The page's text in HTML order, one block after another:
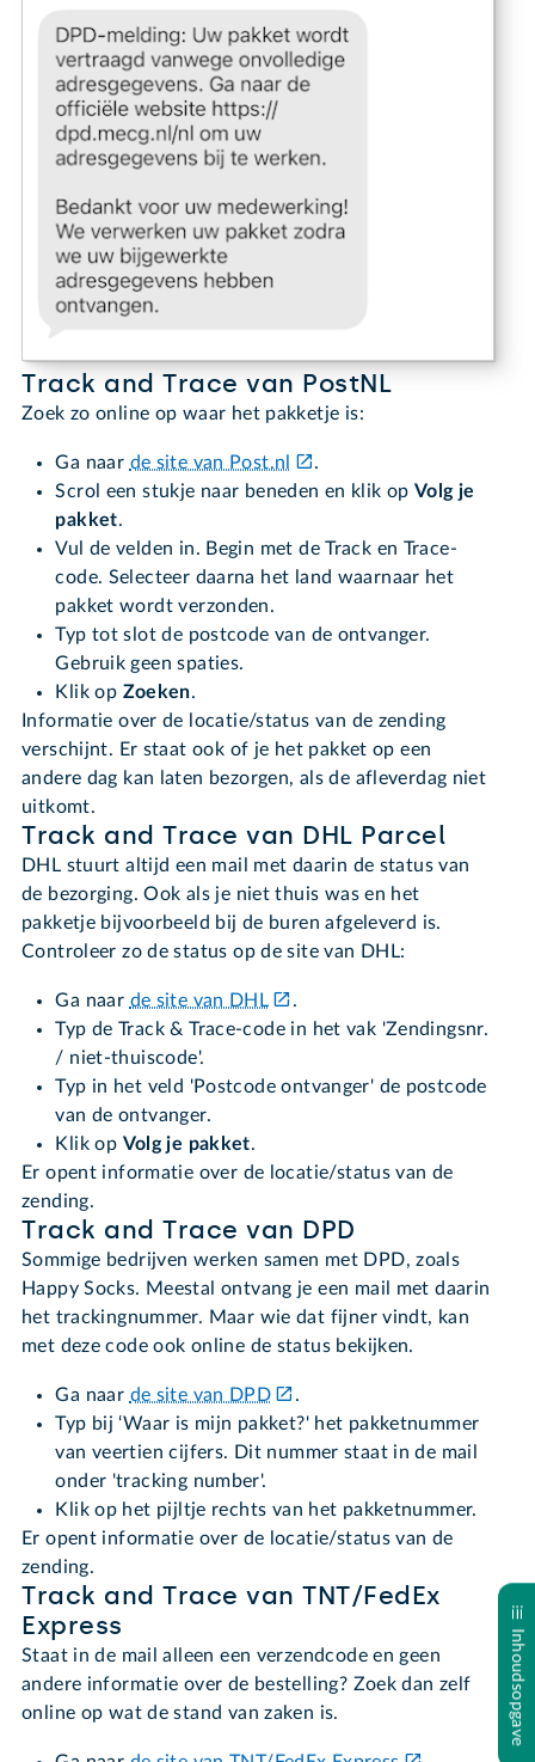
Track and Trace van PostNL
Zoek zo online op waar het pakketje is:
Ga naar de site van Post.nl
.
Scrol een stukje naar beneden en klik opVolg je
pakket.
Vul de velden in. Begin met de Track en Trace-
code. Selecteer daarna het land waarnaar het
pakket wordt verzonden.
Typ tot slot de postcode van de ontvanger.
Gebruik geen spaties.
Klik op Zoeken.
Informatie over de locatie/status van de zending
verschijnt. Er staat ook of je het pakket op een
andere dag kan laten bezorgen, als de afleverdag niet
uitkomt.
Track and Trace van DHL Parcel
DHL stuurt altijd een mail met daarin de status van
de bezorging. Ook als je niet thuis was en het
pakketje bijvoorbeeld bij de buren afgeleverd is.
Controleer zo de status op de site van DHL:
Ga naar de site van DHL
.
Typ de Track & Trace-code in het vak 'Zendingsnr.
/ niet-thuiscode'.
Typ in het veld 'Postcode ontvanger' de postcode
van de ontvanger.
Klik op Volg je pakket.
Er opent informatie over de locatie/status van de
zending.
Track and Trace van DPD
Sommige bedrijven werken samen met DPD, zoals
Happy Socks. Meestal ontvang je een mail met daarin
het trackingnummer. Maar wie dat fijner vindt, kan
met deze code ook online de status bekijken.
Ga naar de site van DPD
.
Typ bij ‘Waar is mijn pakket?' het pakketnummer
van veertien cijfers. Dit nummer staat in de mail
onder 'tracking number'.
Klik op het pijltje rechts van het pakketnummer.
Er opent informatie over de locatie/status van de
zending.
Track and Trace van TNT/FedEx
Express
Staat in de mail alleen een verzendcode en geen
andere informatie over de bestelling? Zoek dan zelf
online op wat de stand van zaken is.
Inhoudsopgave